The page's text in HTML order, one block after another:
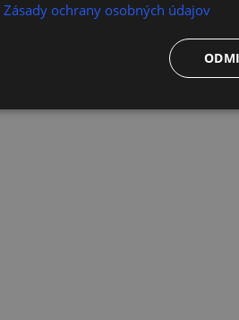
Zásady ochrany osobných údajov